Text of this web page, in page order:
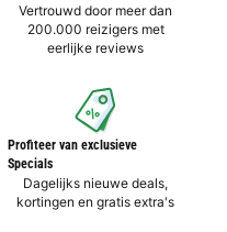
Vertrouwd door meer dan
200.000 reizigers met
eerlijke reviews
Profiteer van exclusieve
Specials
Dagelijks nieuwe deals,
kortingen en gratis extra's